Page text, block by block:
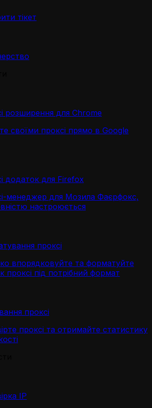
тікет
розширення для Chrome
своїми проксі прямо в Google
додаток для Firefox
менеджер для Мозила Фаєрфокс,
настроюється
проксі
впорядковуйте та форматуйте
проксі під потрібний формат
проксі
проксі та отримайте статистику
IP